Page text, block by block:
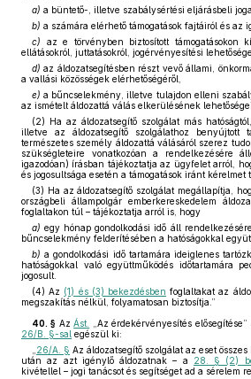
a) a büntető-, illetve szabálysértési eljárásbeli
b) a számára elérhető támogatások fajtáiról és az
c) az e törvényben biztosított támogatásokon
ellátásokról, juttatásokról, jogérvényesítési
d) az áldozatsegítésben részt vevő állami,
a vallási közösségek elérhetőségéről,
e) a bűncselekmény, illetve tulajdon elleni
az ismételt áldozattá válás elkerülésének
(2) Ha az áldozatsegítő szolgálat más
illetve az áldozatsegítő szolgálathoz benyújtott
természetes személy áldozattá válásáról szerez
szükségleteire vonatkozóan a rendelkezésére
igazodóan) írásban tájékoztatja az ügyfelet arról,
és jogosultsága esetén a támogatások iránt kérelmet
(3) Ha az áldozatsegítő szolgálat megállapítja,
országbeli állampolgár emberkereskedelem
foglaltakon túl – tájékoztatja arról is, hogy
a) egy hónap gondolkodási idő áll
bűncselekmény felderítésében a hatóságokkal
b) a gondolkodási idő tartamára ideiglenes
hatóságokkal való együttműködés időtartamára
jogosult.
(4) Az (1) és (3) bekezdésben foglaltakat az
megszakítás nélkül, folyamatosan biztosítja.”
40. § AzÁst. „Az érdekérvényesítés
26/B. §-sal egészül ki:
26/A. § Az áldozatsegítő szolgálat az eset
után az azt igénylő áldozatnak – a 28. § (2)
kivétellel – jogi tanácsot és segítséget ad a sérelem